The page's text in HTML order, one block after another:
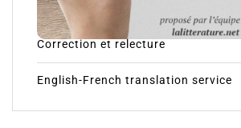
Correction et relecture
English-French translation service